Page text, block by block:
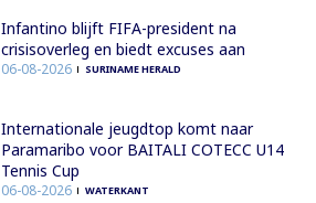
Infantino blijft FIFA-president na
crisisoverleg en biedt excuses aan
06-08-2026 SURINAME HERALD
Internationale jeugdtop komt naar
Paramaribo voor BAITALI COTECC U14
Tennis Cup
06-08-2026 WATERKANT